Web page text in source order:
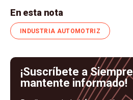
En esta nota
INDUSTRIA AUTOMOTRIZ
¡Suscríbete a
mantente informado!